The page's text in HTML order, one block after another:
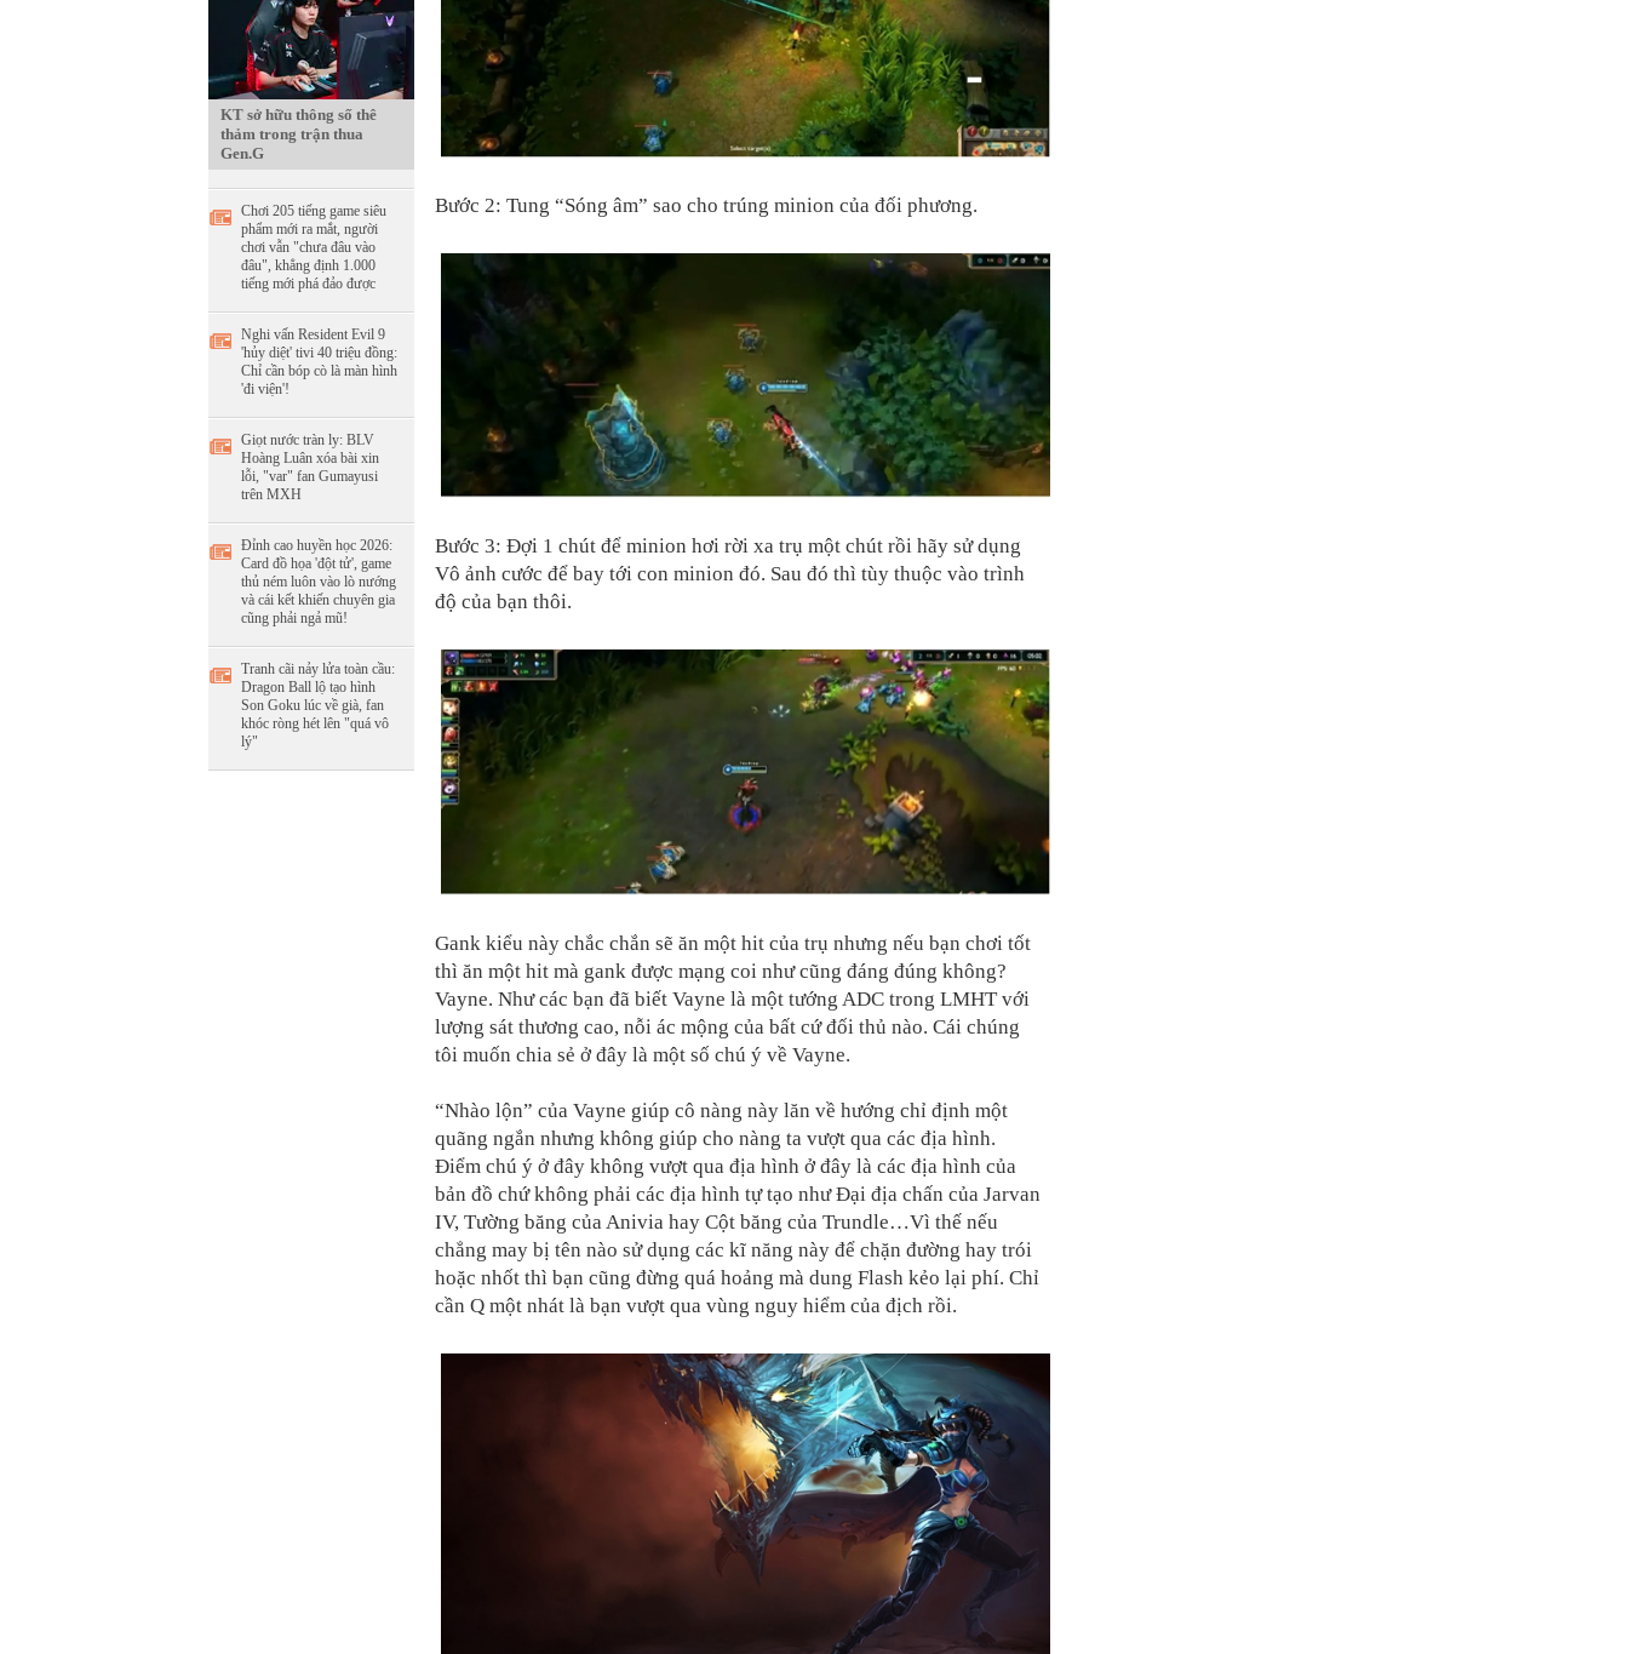
KT sở hữu thông số thê
thảm trong trận thua
Gen.G
Chơi 205 tiếng game siêu
phẩm mới ra mắt, người
chơi vẫn "chưa đâu vào
đâu", khẳng định 1.000
tiếng mới phá đảo được
Nghi vấn Resident Evil 9
'hủy diệt' tivi 40 triệu đồng:
Chỉ cần bóp cò là màn hình
'đi viện'!
Giọt nước tràn ly: BLV
Hoàng Luân xóa bài xin
lỗi, "var" fan Gumayusi
trên MXH
Đỉnh cao huyền học 2026:
Card đồ họa 'đột tử', game
thủ ném luôn vào lò nướng
và cái kết khiến chuyên gia
cũng phải ngả mũ!
Tranh cãi nảy lửa toàn cầu:
Dragon Ball lộ tạo hình
Son Goku lúc về già, fan
khóc ròng hét lên "quá vô
lý"
Bước 2: Tung “Sóng âm” sao cho trúng minion của đối phương.
Bước 3: Đợi 1 chút để minion hơi rời xa trụ một chút rồi hãy sử dụng
Vô ảnh cước để bay tới con minion đó. Sau đó thì tùy thuộc vào trình
độ của bạn thôi.
Gank kiểu này chắc chắn sẽ ăn một hit của trụ nhưng nếu bạn chơi tốt
thì ăn một hit mà gank được mạng coi như cũng đáng đúng không?
Vayne. Như các bạn đã biết Vayne là một tướng ADC trong LMHT với
lượng sát thương cao, nỗi ác mộng của bất cứ đối thủ nào. Cái chúng
tôi muốn chia sẻ ở đây là một số chú ý về Vayne.
“Nhào lộn” của Vayne giúp cô nàng này lăn về hướng chỉ định một
quãng ngắn nhưng không giúp cho nàng ta vượt qua các địa hình.
Điểm chú ý ở đây không vượt qua địa hình ở đây là các địa hình của
bản đồ chứ không phải các địa hình tự tạo như Đại địa chấn của Jarvan
IV, Tường băng của Anivia hay Cột băng của Trundle…Vì thế nếu
chẳng may bị tên nào sử dụng các kĩ năng này để chặn đường hay trói
hoặc nhốt thì bạn cũng đừng quá hoảng mà dung Flash kẻo lại phí. Chỉ
cần Q một nhát là bạn vượt qua vùng nguy hiểm của địch rồi.